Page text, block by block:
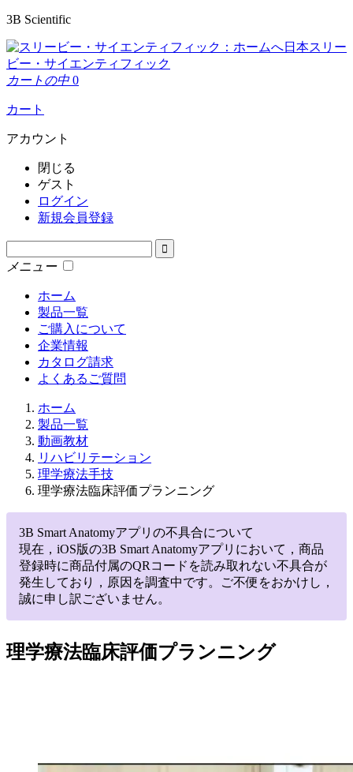
3B Scientific
日本スリー
ビー・サイエンティフィック
カートの中 0
カート
アカウント
閉じる
ゲスト
ログイン
新規会員登録
メニュー
ホーム
製品一覧
ご購入について
企業情報
カタログ請求
よくあるご質問
ホーム
製品一覧
動画教材
リハビリテーション
理学療法手技
理学療法臨床評価プランニング
3B Smart Anatomyアプリの不具合について
現在，iOS版の3B Smart Anatomyアプリにおいて，商品
登録時に商品付属のQRコードを読み取れない不具合が
発生しており，原因を調査中です。ご不便をおかけし，
誠に申し訳ございません。
理学療法臨床評価プランニング